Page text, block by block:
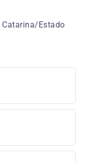
Catarina/Estado